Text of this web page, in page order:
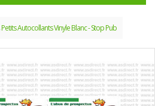
Petits Autocollants Vinyle Blanc - Stop Pub